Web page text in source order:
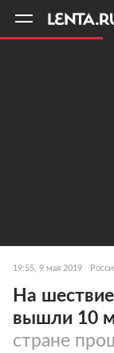
19:55, 9 мая 2019
На
вышли 10
стране